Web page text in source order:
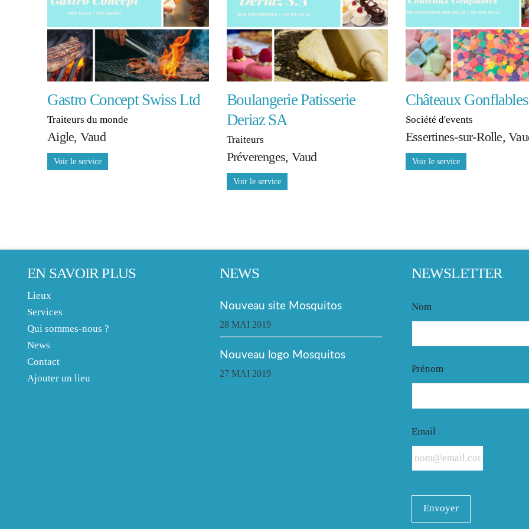
Gastro Concept Swiss Ltd
Traiteurs du monde
Aigle, Vaud
Boulangerie Patisserie
Deriaz SA
Traiteurs
Préverenges, Vaud
Châteaux Gonflables
Société d'events
Essertines-sur-Rolle,
EN SAVOIR PLUS
Lieux
Services
Qui sommes-nous ?
News
Contact
Ajouter un lieu
NEWS
Nouveau site Mosquitos
28 MAI 2019
Nouveau logo Mosquitos
27 MAI 2019
NEWSLETTER
Nom
Prénom
Email